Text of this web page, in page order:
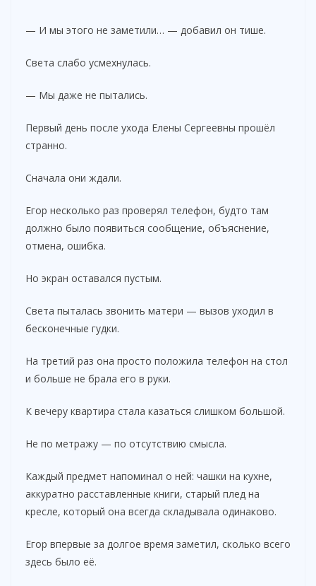
— И мы этого не заметили… — добавил он тише.
Света слабо усмехнулась.
— Мы даже не пытались.
Первый день после ухода Елены Сергеевны прошёл
странно.
Сначала они ждали.
Егор несколько раз проверял телефон, будто там
должно было появиться сообщение, объяснение,
отмена, ошибка.
Но экран оставался пустым.
Света пыталась звонить матери — вызов уходил в
бесконечные гудки.
На третий раз она просто положила телефон на стол
и больше не брала его в руки.
К вечеру квартира стала казаться слишком большой.
Не по метражу — по отсутствию смысла.
Каждый предмет напоминал о ней: чашки на кухне,
аккуратно расставленные книги, старый плед на
кресле, который она всегда складывала одинаково.
Егор впервые за долгое время заметил, сколько всего
здесь было её.